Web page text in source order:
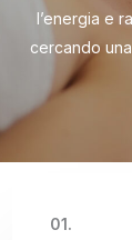
l’energia e
cercando
01.